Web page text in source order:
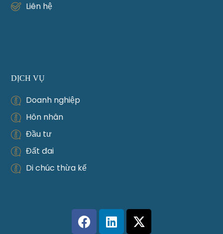
Liên hệ
DỊCH VỤ
Doanh nghiệp
Hôn nhân
Đầu tư
Đất đai
Di chúc thừa kế